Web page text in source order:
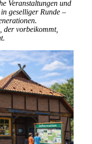
Veranstaltungen und
geselliger Runde –
der vorbeikommt,